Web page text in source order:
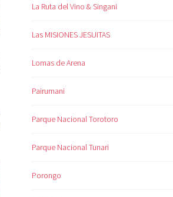
La Ruta del Vino & Singani
Las MISIONES JESUITAS
Lomas de Arena
Pairumani
Parque Nacional Torotoro
Parque Nacional Tunari
Porongo